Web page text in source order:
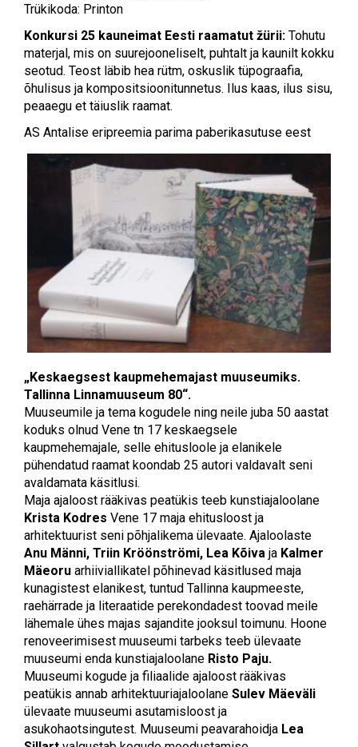
Trükikoda: Printon
Konkursi 25 kauneimat Eesti raamatut žürii: Tohutu
materjal, mis on suurejooneliselt, puhtalt ja kaunilt kokku
seotud. Teost läbib hea rütm, oskuslik tüpograafia,
õhulisus ja kompositsioonitunnetus. Ilus kaas, ilus sisu,
peaaegu et täiuslik raamat.
AS Antalise eripreemia parima paberikasutuse eest
„Keskaegsest kaupmehemajast muuseumiks.
Tallinna Linnamuuseum 80“.
Muuseumile ja tema kogudele ning neile juba 50 aastat
koduks olnud Vene tn 17 keskaegsele
kaupmehemajale, selle ehitusloole ja elanikele
pühendatud raamat koondab 25 autori valdavalt seni
avaldamata käsitlusi.
Maja ajaloost rääkivas peatükis teeb kunstiajaloolane
Krista Kodres Vene 17 maja ehitusloost ja
arhitektuurist seni põhjalikema ülevaate. Ajaloolaste
Anu Männi, Triin Kröönströmi, Lea Kõiva ja Kalmer
Mäeoru arhiiviallikatel põhinevad käsitlused maja
kunagistest elanikest, tuntud Tallinna kaupmeeste,
raehärrade ja literaatide perekondadest toovad meile
lähemale ühes majas sajandite jooksul toimunu. Hoone
renoveerimisest muuseumi tarbeks teeb ülevaate
muuseumi enda kunstiajaloolane Risto Paju.
Muuseumi kogude ja filiaalide ajaloost rääkivas
peatükis annab arhitektuuriajaloolane Sulev Mäeväli
ülevaate muuseumi asutamisloost ja
asukohaotsingutest. Muuseumi peavarahoidja Lea